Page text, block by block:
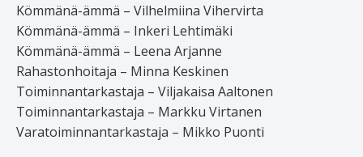
Kömmänä-ämmä – Vilhelmiina Vihervirta
Kömmänä-ämmä – Inkeri Lehtimäki
Kömmänä-ämmä – Leena Arjanne
Rahastonhoitaja – Minna Keskinen
Toiminnantarkastaja – Viljakaisa Aaltonen
Toiminnantarkastaja – Markku Virtanen
Varatoiminnantarkastaja – Mikko Puonti